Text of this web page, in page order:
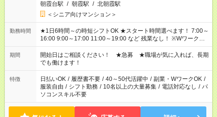
朝霞台駅 / 朝霞駅 / 北朝霞駅
＜シニア向けマンション＞
勤務時間
★1日6時間～の時短シフトOK ★スタート時間選べます！ 7:00～
16:00 9:00～17:00 11:00～19:00 など 残業なし！ ※Wワークの
場合、他のお仕事と合わせ週40時間超の就業はご案内できませ
ん ※法令に基づき、週20時間以上勤務は社会保険への加入対象
となります ※労働者派遣法（日雇い派遣の原則禁止）により、
短時間・短期間の就業はご案内が難しい場合があります
期間
開始日はご相談ください！ ★急募 ★職場が気に入れば、長期
でも働けます！
特徴 日払いOK / 履歴書不要 / 40～50代活躍中 / 副業・WワークOK /
服装自由 / シフト勤務 / 10名以上の大量募集 / 電話対応なし / パ
ソコンスキル不要